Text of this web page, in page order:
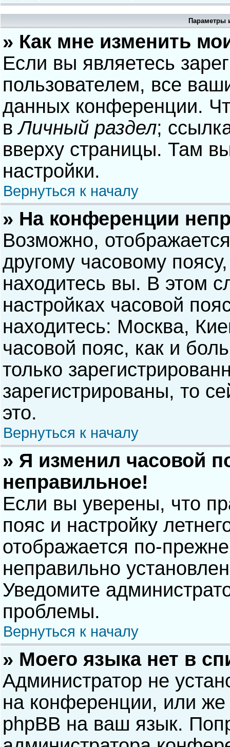
Параметры
» Как мне изменить
Если вы являетесь
пользователем, все
данных конференции.
вЛичный раздел;
вверху страницы. Там
настройки.
Вернуться к началу
» На конференции
Возможно,
другому часовому
находитесь вы. В этом
настройках часовой
находитесь: Москва,
часовой пояс, как и
только
зарегистрированы, то
это.
Вернуться к началу
» Я изменил часовой
неправильное!
Если вы уверены, что
пояс и настройку
отображается по-
неправильно
Уведомите
проблемы.
Вернуться к началу
» Моего языка нет в
Администратор не
на конференции, или же
phpBB на ваш язык.